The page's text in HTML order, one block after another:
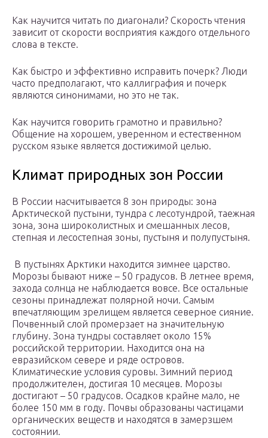
Как научится читать по диагонали? Скорость чтения
зависит от скорости восприятия каждого отдельного
слова в тексте.
Как быстро и эффективно исправить почерк? Люди
часто предполагают, что каллиграфия и почерк
являются синонимами, но это не так.
Как научится говорить грамотно и правильно?
Общение на хорошем, уверенном и естественном
русском языке является достижимой целью.
Климат природных зон России
В России насчитывается 8 зон природы: зона
Арктической пустыни, тундра с лесотундрой, таежная
зона, зона широколистных и смешанных лесов,
степная и лесостепная зоны, пустыня и полупустыня.
В пустынях Арктики находится зимнее царство.
Морозы бывают ниже – 50 градусов. В летнее время,
захода солнца не наблюдается вовсе. Все остальные
сезоны принадлежат полярной ночи. Самым
впечатляющим зрелищем является северное сияние.
Почвенный слой промерзает на значительную
глубину. Зона тундры составляет около 15%
российской территории. Находится она на
евразийском севере и ряде островов.
Климатические условия суровы. Зимний период
продолжителен, достигая 10 месяцев. Морозы
достигают – 50 градусов. Осадков крайне мало, не
более 150 мм в году. Почвы образованы частицами
органических веществ и находятся в замерзшем
состоянии.